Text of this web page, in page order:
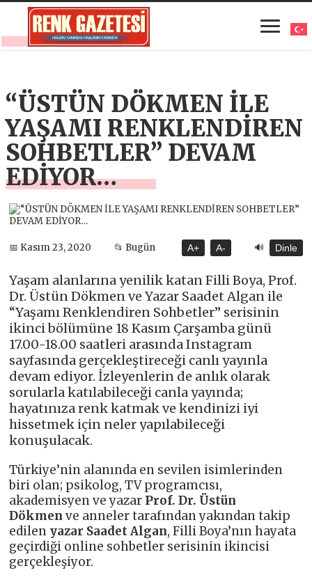
“ÜSTÜN DÖKMEN İLE
YAŞAMI RENKLENDİREN
SOHBETLER” DEVAM
EDİYOR…
📅 Kasım 23, 2020 📂 Bugün A+ A- 🔊 Dinle
Yaşam alanlarına yenilik katan Filli Boya, Prof.
Dr. Üstün Dökmen ve Yazar Saadet Algan ile
“Yaşamı Renklendiren Sohbetler” serisinin
ikinci bölümüne 18 Kasım Çarşamba günü
17.00-18.00 saatleri arasında Instagram
sayfasında gerçekleştireceği canlı yayınla
devam ediyor. İzleyenlerin de anlık olarak
sorularla katılabileceği canla yayında;
hayatınıza renk katmak ve kendinizi iyi
hissetmek için neler yapılabileceği
konuşulacak.
Türkiye’nin alanında en sevilen isimlerinden
biri olan; psikolog, TV programcısı,
akademisyen ve yazar Prof. Dr. Üstün
Dökmenve anneler tarafından yakından takip
edilen yazar Saadet Algan, Filli Boya’nın hayata
geçirdiği online sohbetler serisinin ikincisi
gerçekleşiyor.